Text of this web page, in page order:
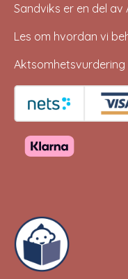
Sandviks er en del av
Les om hvordan vi
Aktsomhetsvurdering